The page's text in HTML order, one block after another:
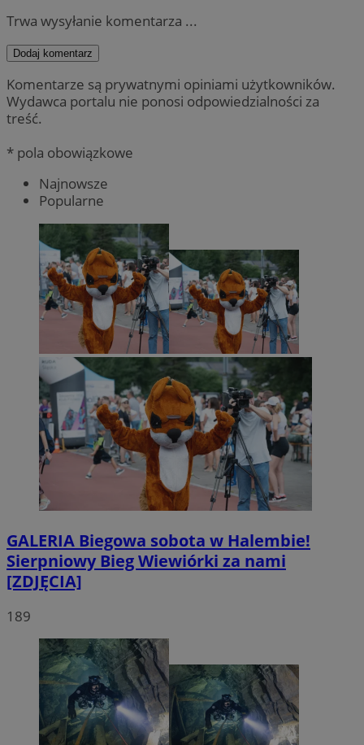
Trwa wysyłanie komentarza ...
Dodaj komentarz
Komentarze są prywatnymi opiniami użytkowników.
Wydawca portalu nie ponosi odpowiedzialności za
treść.
* pola obowiązkowe
Najnowsze
Popularne
GALERIA Biegowa sobota w Halembie!
Sierpniowy Bieg Wiewiórki za nami
[ZDJĘCIA]
189